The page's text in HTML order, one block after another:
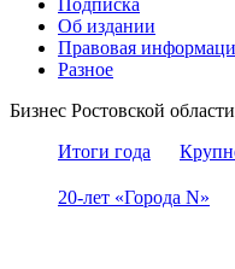
Подписка
Об издании
Правовая
Разное
Бизнес Ростовской
Итоги года
20-лет «Города N»